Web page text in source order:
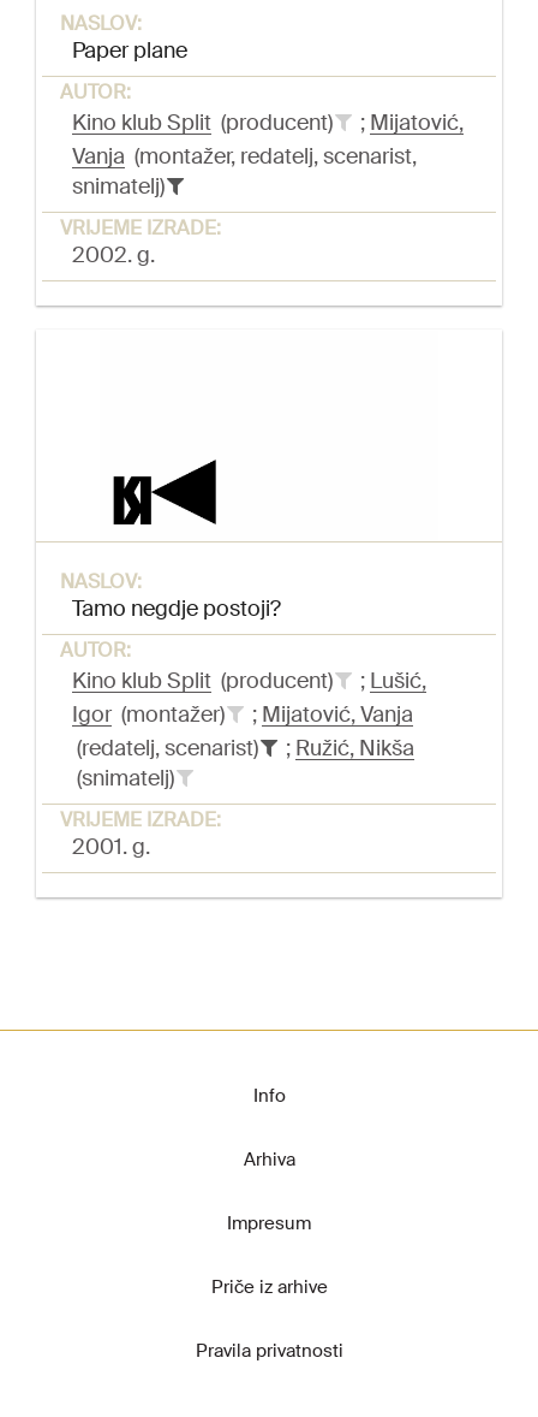
NASLOV:
Paper plane
AUTOR:
Kino klub Split (producent) ; Mijatović,
Vanja (montažer, redatelj, scenarist,
snimatelj)
VRIJEME IZRADE:
2002. g.
NASLOV:
Tamo negdje postoji?
AUTOR:
Kino klub Split (producent) ; Lušić,
Igor (montažer) ; Mijatović, Vanja
(redatelj, scenarist)
; Ružić, Nikša
(snimatelj)
VRIJEME IZRADE:
2001. g.
Info
Arhiva
Impresum
Priče iz arhive
Pravila privatnosti